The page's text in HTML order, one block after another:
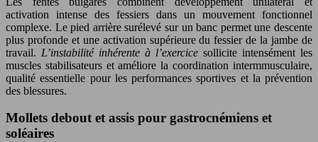
activation intense des fessiers dans un mouvement fonctionnel
complexe. Le pied arrière surélevé sur un banc permet une descente
plus profonde et une activation supérieure du fessier de la jambe de
travail. L’instabilité inhérente à l’exercice sollicite intensément les
muscles stabilisateurs et améliore la coordination intermmusculaire,
qualité essentielle pour les performances sportives et la prévention
des blessures.
Mollets debout et assis pour gastrocnémiens et
soléaires